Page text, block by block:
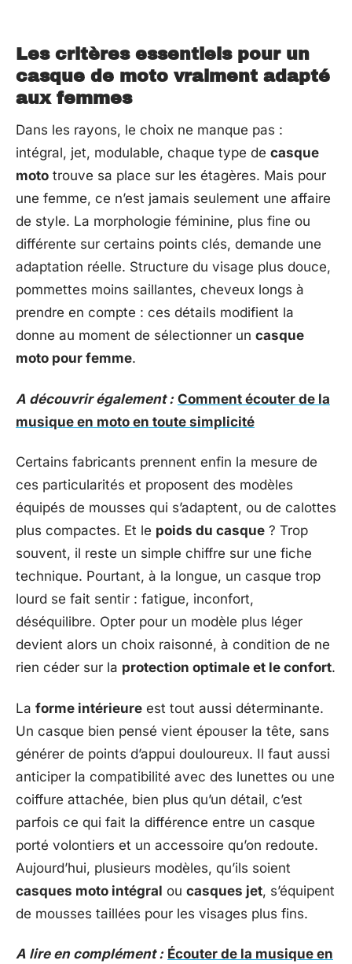
Les critères essentiels pour un
casque de moto vraiment adapté
aux femmes
Dans les rayons, le choix ne manque pas :
intégral, jet, modulable, chaque type de casque
moto trouve sa place sur les étagères. Mais pour
une femme, ce n’est jamais seulement une affaire
de style. La morphologie féminine, plus fine ou
différente sur certains points clés, demande une
adaptation réelle. Structure du visage plus douce,
pommettes moins saillantes, cheveux longs à
prendre en compte : ces détails modifient la
donne au moment de sélectionner un casque
moto pour femme.
A découvrir également : Comment écouter de la
musique en moto en toute simplicité
Certains fabricants prennent enfin la mesure de
ces particularités et proposent des modèles
équipés de mousses qui s’adaptent, ou de calottes
plus compactes. Et le poids du casque ? Trop
souvent, il reste un simple chiffre sur une fiche
technique. Pourtant, à la longue, un casque trop
lourd se fait sentir : fatigue, inconfort,
déséquilibre. Opter pour un modèle plus léger
devient alors un choix raisonné, à condition de ne
rien céder sur la protection optimale et le confort.
La forme intérieure est tout aussi déterminante.
Un casque bien pensé vient épouser la tête, sans
générer de points d’appui douloureux. Il faut aussi
anticiper la compatibilité avec des lunettes ou une
coiffure attachée, bien plus qu’un détail, c’est
parfois ce qui fait la différence entre un casque
porté volontiers et un accessoire qu’on redoute.
Aujourd’hui, plusieurs modèles, qu’ils soient
casques moto intégral ou casques jet, s’équipent
de mousses taillées pour les visages plus fins.
A lire en complément : Écouter de la musique en